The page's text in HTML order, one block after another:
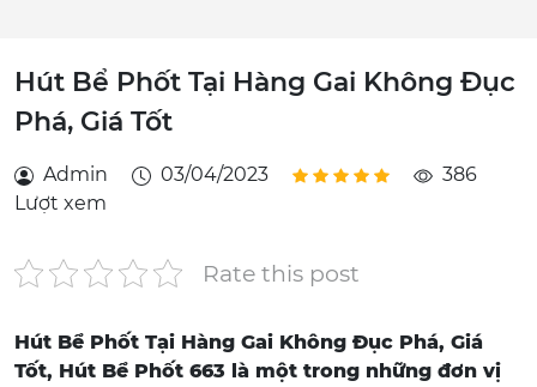
Hút Bể Phốt Tại Hàng Gai Không Đục
Phá, Giá Tốt
Admin 03/04/2023
386
Lượt xem
Rate this post
Hút Bể Phốt Tại Hàng Gai Không Đục Phá, Giá
Tốt, Hút Bể Phốt 663 là một trong những đơn vị